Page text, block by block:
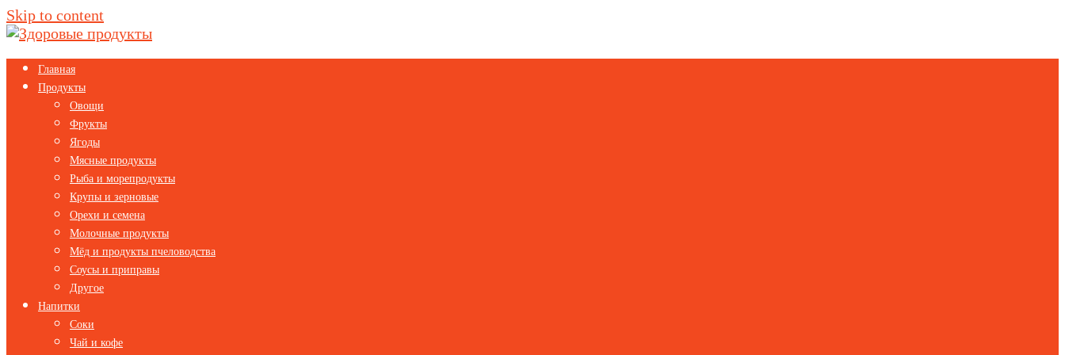
Skip to content
Главная
Продукты
Овощи
Фрукты
Ягоды
Мясные продукты
Рыба и морепродукты
Крупы и зерновые
Орехи и семена
Молочные продукты
Мёд и продукты пчеловодства
Соусы и приправы
Другое
Напитки
Соки
Чай и кофе